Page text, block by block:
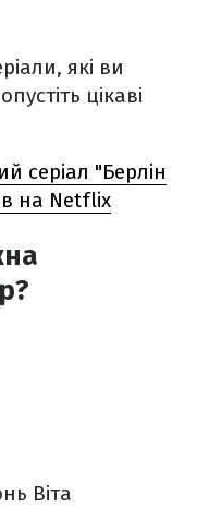
які ви
цікаві
серіал "Берлін
на Netflix
Віта